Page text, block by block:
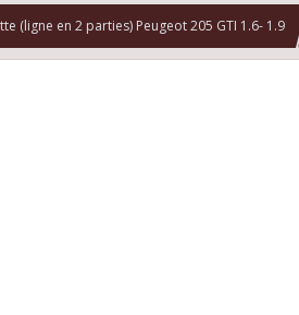
(ligne en 2 parties) Peugeot 205 GTI 1.6- 1.9